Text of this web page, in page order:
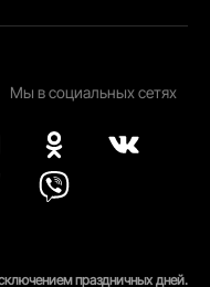
Мы в социальных сетях
праздничных дней.